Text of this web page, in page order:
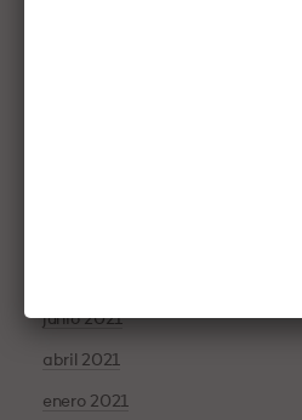
junio 2021
abril 2021
enero 2021